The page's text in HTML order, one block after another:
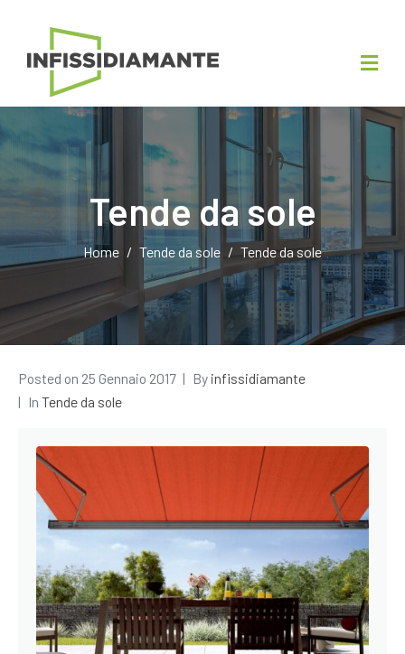
Tende da sole
Home Tende da sole Tende da sole
Posted on 25 Gennaio 2017 By infissidiamante
In Tende da sole